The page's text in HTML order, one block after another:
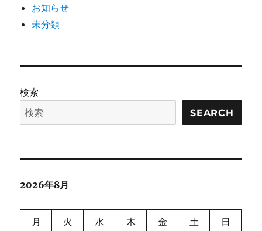
お知らせ
未分類
検索
SEARCH
2026年8月
月 火 水 木 金 土 日